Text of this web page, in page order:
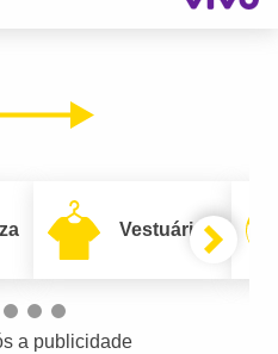
Próximo
Vestuário
a publicidade